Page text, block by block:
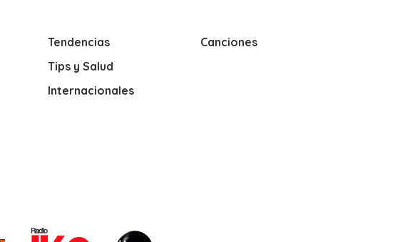
Tendencias
Tips y Salud
Internacionales
Canciones